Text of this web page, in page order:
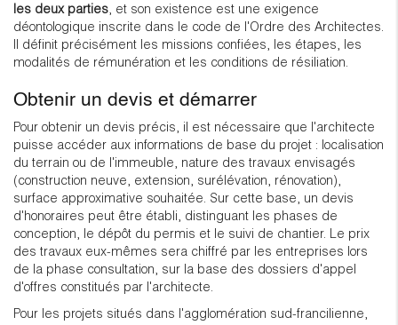
les deux parties, et son existence est une exigence
déontologique inscrite dans le code de l'Ordre des Architectes.
Il définit précisément les missions confiées, les étapes, les
modalités de rémunération et les conditions de résiliation.
Obtenir un devis et démarrer
Pour obtenir un devis précis, il est nécessaire que l'architecte
puisse accéder aux informations de base du projet : localisation
du terrain ou de l'immeuble, nature des travaux envisagés
(construction neuve, extension, surélévation, rénovation),
surface approximative souhaitée. Sur cette base, un devis
d'honoraires peut être établi, distinguant les phases de
conception, le dépôt du permis et le suivi de chantier. Le prix
des travaux eux-mêmes sera chiffré par les entreprises lors
de la phase consultation, sur la base des dossiers d'appel
d'offres constitués par l'architecte.
Pour les projets situés dans l'agglomération sud-francilienne,